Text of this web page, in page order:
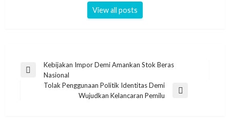
View all posts
Post
navigation
Previous
Kebijakan Impor Demi Amankan Stok Beras
Nasional
Tolak Penggunaan Politik Identitas Demi
Wujudkan Kelancaran Pemilu